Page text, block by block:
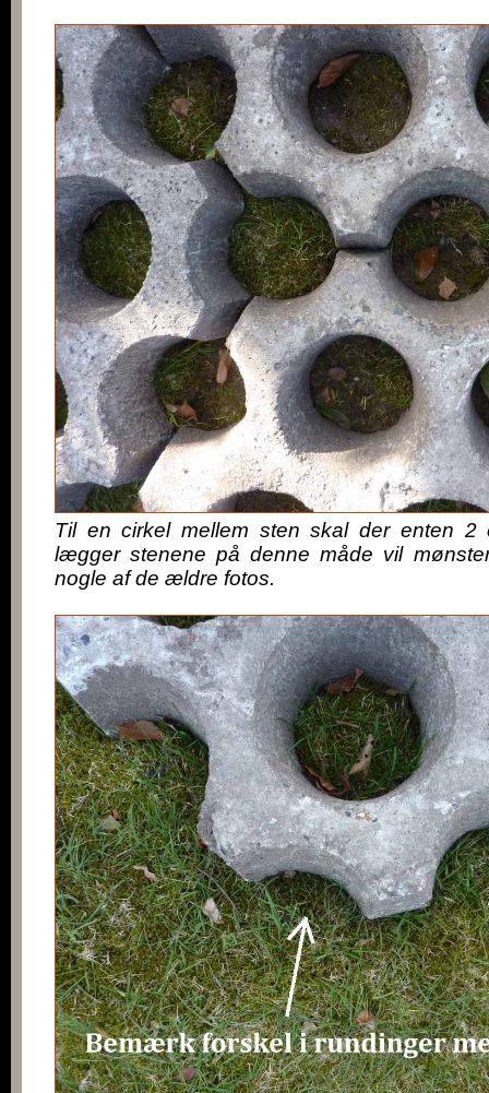
Til en cirkel mellem sten skal der enten 2
lægger stenene på denne måde vil
nogle af de ældre fotos.